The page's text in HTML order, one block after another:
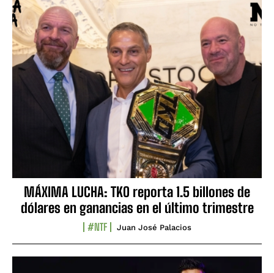
MÁXIMA LUCHA: TKO reporta 1.5 billones de
dólares en ganancias en el último trimestre
#NTF Juan José Palacios